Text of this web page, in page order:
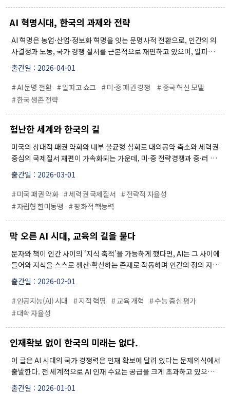
AI 혁명시대, 한국의 과제와 전략
AI 혁명은 농업·산업·정보화 혁명을 잇는 문명사적 전환으로, 인간의 의
사결정과 노동, 국가 경쟁 질서를 근본적으로 재편하고 있으며, 알파고–
이세돌 대국 이후 글로벌 AI 투자가 폭발적으로 증가하는 계기가 되었다.
현재는 미국과 중국이 AI 패권 경쟁을 주도하는 가운데, 중국은 국가 주
도 혁신과 빠른 상업화, 젊은 인재 중심의 생태계를 바탕으로 급부상하고
있다. 반면 한국은 인재 쏠림, 경직된 제도, 정치적 갈등 등 구조적 한계
된다. AI 혁명은 되돌릴 수 없는 흐름인 만큼, 한국은 기존 성공에 안주하
지 않고 국가적 총력 대응을 통해 위기를 도약의 기회로 전환해야 한다.
출간일 : 2026-04-01
# AI 문명 전환 # 알파고 쇼크 # 미·중 패권 경쟁
# 중국 혁신 모델
# 한국 생존 전략
험난한 세계와 한국의 길
미국의 상대적 패권 약화와 내부 불균형 심화로 대외공약 축소와 세력권
중심의 국제질서 재편이 가속화되는 가운데, 미·중 전략경쟁과 중·러 협
력 강화, 일본의 재무장 움직임 속에서 동아시아 안보 환경은 급변하고
있다. 북한은 핵보유를 기정사실화하며 중·러의 지원을 활용해 입지를
강화하고 있고, 미국 역시 동맹에 대한 비용 전가와 선택적 개입을 확대
하고 있다. 이러한 구조적 변화 속에서 한국은 과도한 대미 안보 의존과
억지’에 입각한 남북 간 정상적 관계 설정을 통해 생존과 번영의 기반을
마련해야 한다.
출간일 : 2026-03-01
# 미국 패권 약화 # 세력권 국제질서 # 전략적 자율성
# 자립형 한미동맹 # 평화적 핵능력
막 오른 AI 시대, 교육의 길을 묻다
문자와 책이 인간 사이의 ‘지식 축적’을 가능하게 했다면, AI는 그 사이에
들어와 지식을 스스로 생산·확산하는 존재로 작동하며 인간의 정의 자체
를 흔들고 있다. 이는 교육이 더 이상 지식 전달이나 정답 선택 훈련에 머
물 수 없음을 의미한다. AI 시대의 핵심 역량은 문제를 푸는 능력이 아니
라 문제를 발견하고, 맥락을 이해하며, 타인과 협력하는 인간 고유의 사
고력이다. 대한민국 교육의 본질적 위기는 수능 중심 평가와 대학 통제라
덧대는 방식이 아니라, 평가 방식의 전환과 대학 자율성 회복이라는 근본
구조를 장기적·초정권적으로 재설계할 때에만 가능하다.
출간일 : 2026-02-01
# 인공지능(AI) 시대
# 지적 혁명 # 교육 개혁
# 수능 중심 평가
# 대학 자율성
인재확보 없이 한국의 미래는 없다.
이 글은 AI 시대의 국가 경쟁력은 인재 확보에 달려 있다는 문제의식에서
출발한다. 전 세계적으로 AI 인재 수요는 공급을 크게 초과하고 있으며,
미국과 중국을 중심으로 글로벌 인재 유치 경쟁이 국가 안보와 경제 패권
출간일 : 2026-01-01
인사말
원장인사말
조직구성
후원안내
오시는 길